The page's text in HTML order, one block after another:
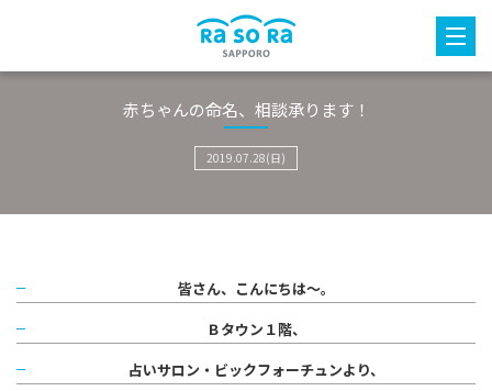
赤ちゃんの命名、相談承ります！
2019.07.28(日)
皆さん、こんにちは～。
Ｂタウン１階、
占いサロン・ビックフォーチュンより、